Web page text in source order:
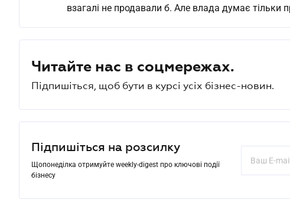
взагалі не продавали б. Але влада думає тільки
Читайте нас в соцмережах.
Підпишіться, щоб бути в курсі усіх бізнес-новин.
Підпишіться на розсилку
Щопонеділка отримуйте weekly-digest про ключові події
бізнесу